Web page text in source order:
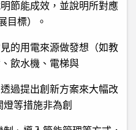
節能成效， 並說明所對應
目標）。
的用電來源做發想（如教
飲水機、電梯與
過提出創新方案來大幅改
等措施非為創